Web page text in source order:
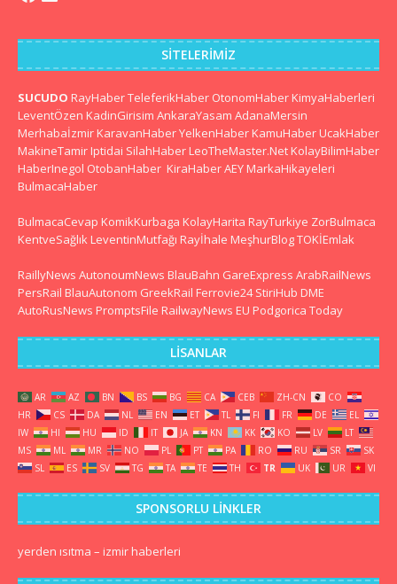
SITELERIMIZ
SUCUDO RayHaberTeleferikHaber OtonomHaber KimyaHaberleri
LeventÖzen KadinGirisim AnkaraYasam AdanaMersin
Merhabaİzmir KaravanHaberYelkenHaber KamuHaber UcakHaber
MakineTamir Iptidai SilahHaber LeoTheMaster.Net KolayBilimHaber
HaberInegol OtobanHaber KiraHaberAEY MarkaHikayeleri
BulmacaHaber
BulmacaCevap KomikKurbaga KolayHarita RayTurkiye ZorBulmaca
KentveSağlık LeventinMutfağı Rayİhale MeşhurBlogTOKİEmlak
RaillyNews AutonoumNews BlauBahn GareExpress ArabRailNews
PersRail BlauAutonom GreekRail Ferrovie24 StiriHub DME
AutoRusNews PromptsFile RailwayNews EU Podgorica Today
LISANLAR
AR AZ BN BS BG CA CEB ZH-CN
CO
HR
CS DA NL EN ET TL FI FR DE
EL
IW
HI HU ID IT JA KN KK KO LV
LT
MS
ML MR NO PL PT PA RO RU SR
SK
SL
ES SV TG TA TE TH TR UK UR VI
SPONSORLU LINKLER
yerden ısıtma – izmir haberleri